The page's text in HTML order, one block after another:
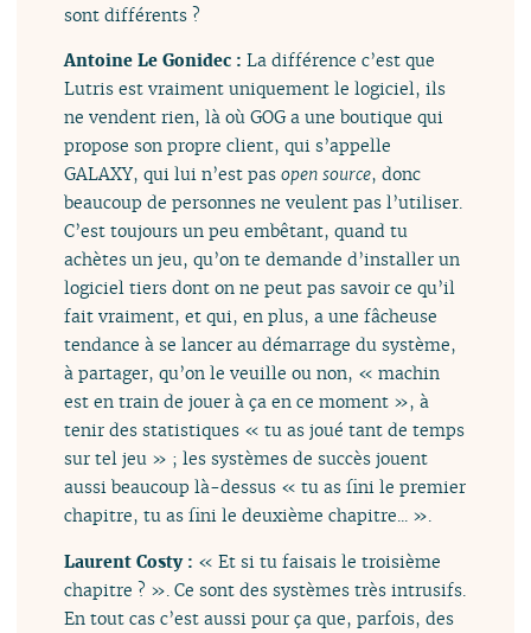
sont différents ?
Antoine Le Gonidec :La différence c’est que
Lutris est vraiment uniquement le logiciel, ils
ne vendent rien, là où GOG a une boutique qui
propose son propre client, qui s’appelle
GALAXY, qui lui n’est pasopen source, donc
beaucoup de personnes ne veulent pas l’utiliser.
C’est toujours un peu embêtant, quand tu
achètes un jeu, qu’on te demande d’installer un
logiciel tiers dont on ne peut pas savoir ce qu’il
fait vraiment, et qui, en plus, a une fâcheuse
tendance à se lancer au démarrage du système,
à partager, qu’on le veuille ou non, « machin
est en train de jouer à ça en ce moment », à
tenir des statistiques « tu as joué tant de temps
sur tel jeu » ; les systèmes de succès jouent
aussi beaucoup là-dessus « tu as fini le premier
chapitre, tu as fini le deuxième chapitre... ».
Laurent Costy : « Et si tu faisais le troisième
chapitre ? ». Ce sont des systèmes très intrusifs.
En tout cas c’est aussi pour ça que, parfois, des